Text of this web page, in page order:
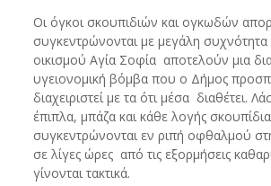
Οι όγκοι σκουπιδιών και ογκωδών
συγκεντρώνονται με μεγάλη συχνότητα
οικισμού Αγία Σοφία αποτελούν μια
υγειονομική βόμβα που ο Δήμος
διαχειριστεί με τα ότι μέσα διαθέτει.
έπιπλα, μπάζα και κάθε λογής σκουπίδια
συγκεντρώνονται εν ριπή οφθαλμού
σε λίγες ώρες από τις εξορμήσεις
γίνονται τακτικά.